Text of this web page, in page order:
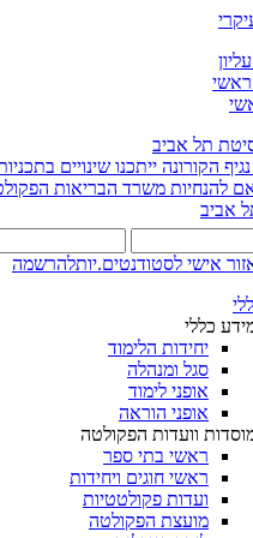
הקורונה ייתכנו שינויים
להנחיות משרד הבריאות
אביב
אישי לסטודנטים.יותלהרשמה
כללי
יחידות הלימוד
סגל ומנהלה
אופני לימוד
אופני הוראה
וועדות הפקולטה
ראשי בתי ספר
ראשי חוגים ויחידות
ועדות פקולטטיות
מועצת הפקולטה